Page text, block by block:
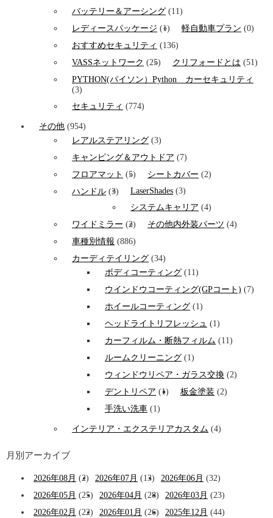
バッテリー＆アーシング (11)
レディースパッケージ (1) 軽自動車プラン (0)
おすすめセキュリティ (136)
VASSネットワーク (25) クリフォードとは (51)
PYTHON(パイソン）Python カーセキュリティ
(3)
セキュリティ (774)
その他 (954)
レアルステアリング (3)
キャンピング＆アウトドア (7)
フロアマット (5) シートカバー (2)
ハンドル (3) LaserShades (3)
システムキャリア (4)
ワイドミラー (2) その他内外装パーツ (4)
車種別情報 (886)
カーディテイリング (34)
ボディコーティング (11)
ウインドウコーティング(GPコート) (7)
ホイールコーティング (1)
ヘッドライトリフレッシュ (1)
カーフィルム・断熱フィルム (11)
ルームクリーニング (1)
ウィンドウリペア・ガラス交換 (2)
デントリペア (1) 板金塗装 (2)
手洗い洗車 (1)
インテリア・エクステリアカスタム (4)
月別アーカイブ
2026年08月 (2) 2026年07月 (13) 2026年06月 (32)
2026年05月 (25) 2026年04月 (28) 2026年03月 (23)
2026年02月 (22) 2026年01月 (26) 2025年12月 (44)